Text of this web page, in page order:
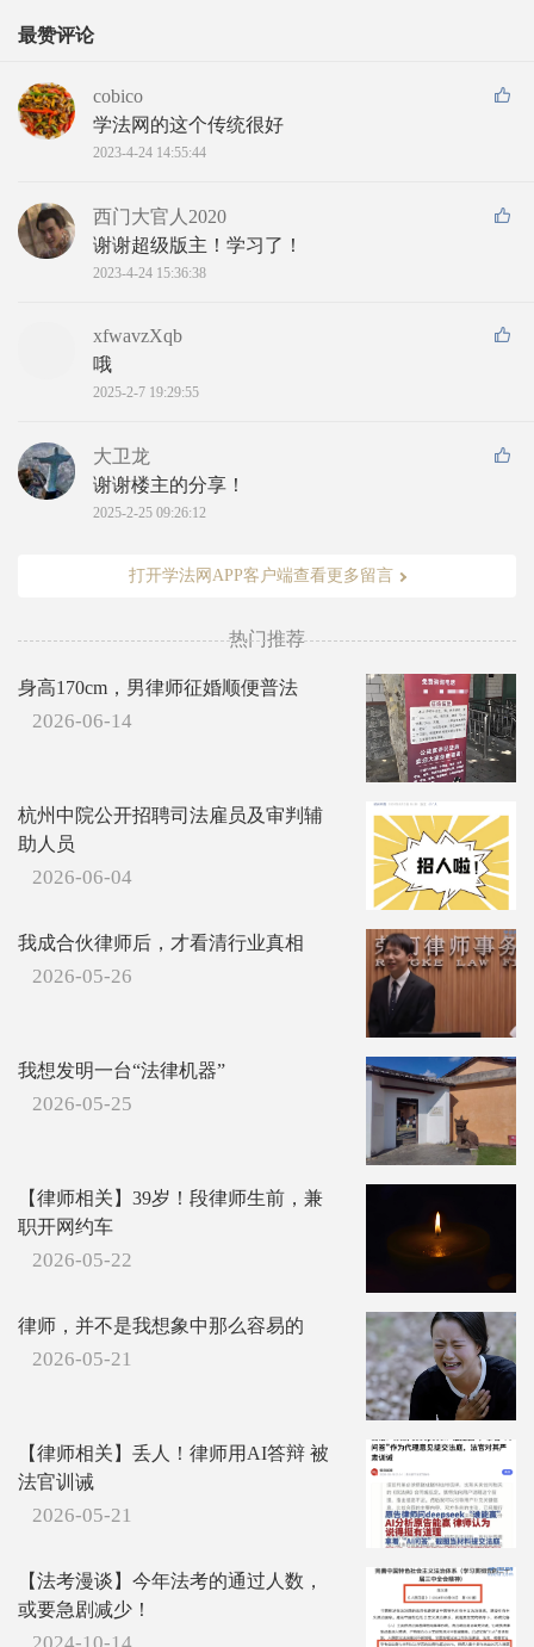
最赞评论
cobico
学法网的这个传统很好
2023-4-24 14:55:44
西门大官人2020
谢谢超级版主！学习了！
2023-4-24 15:36:38
xfwavzXqb
哦
2025-2-7 19:29:55
大卫龙
谢谢楼主的分享！
2025-2-25 09:26:12
打开学法网APP客户端查看更多留言
热门推荐
身高170cm，男律师征婚顺便普法
2026-06-14
杭州中院公开招聘司法雇员及审判辅
助人员
2026-06-04
我成合伙律师后，才看清行业真相
2026-05-26
我想发明一台“法律机器”
2026-05-25
【律师相关】39岁！段律师生前，兼
职开网约车
2026-05-22
律师，并不是我想象中那么容易的
2026-05-21
【律师相关】丢人！律师用AI答辩 被
法官训诫
2026-05-21
【法考漫谈】今年法考的通过人数，
或要急剧减少！